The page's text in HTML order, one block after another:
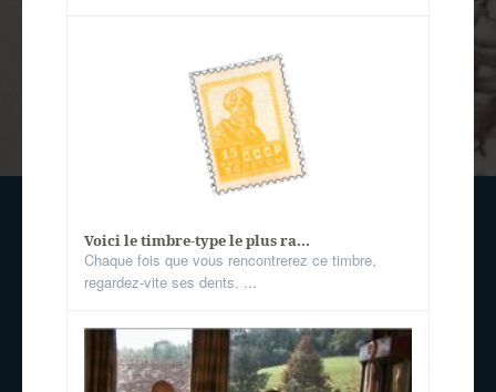
Voici le timbre-type le plus ra...
Chaque fois que vous rencontrerez ce timbre,
regardez-vite ses dents. ...